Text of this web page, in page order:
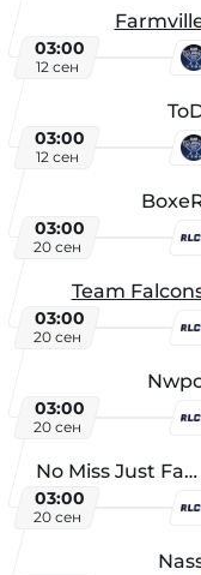
03:00
12 сен
03:00
12 сен
03:00
20 сен
Team
03:00
20 сен
03:00
20 сен
No Miss Just Fake
03:00
20 сен